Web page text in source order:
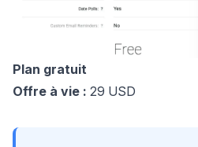
Plan gratuit
Offre à vie : 29 USD